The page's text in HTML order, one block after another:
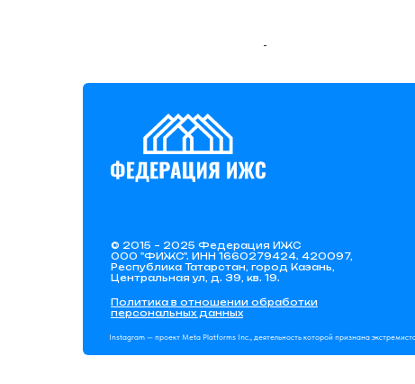
-
© 2015 – 2025 Федерация ИЖС
ООО "ФИЖС". ИНН 1660279424. 420097,
Республика Татарстан, город Казань,
Центральная ул, д. 39, кв. 19.
Политика в отношении обработки
персональных данных
Instagram — проект Meta Platforms Inc., деятельность которой признана